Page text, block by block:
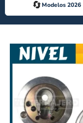
🔄Modelos 2026